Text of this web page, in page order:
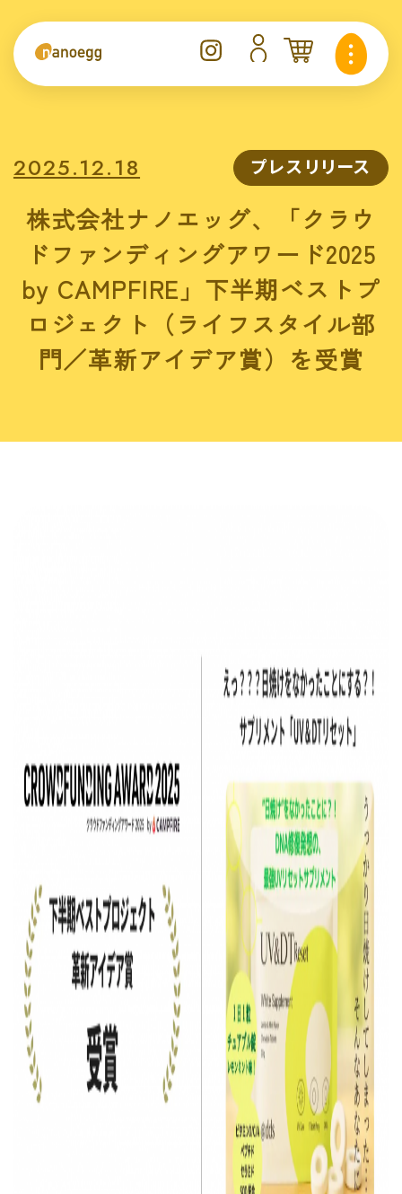
2025.12.18 プレスリリース
株式会社ナノエッグ、「クラウ
ドファンディングアワード2025
by CAMPFIRE」下半期ベストプ
ロジェクト（ライフスタイル部
門／革新アイデア賞）を受賞